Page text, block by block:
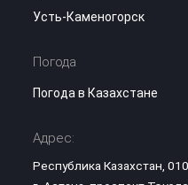
Усть-Каменогорск
Погода
Погода в Казахстане
Адрес:
Республика Казахстан,